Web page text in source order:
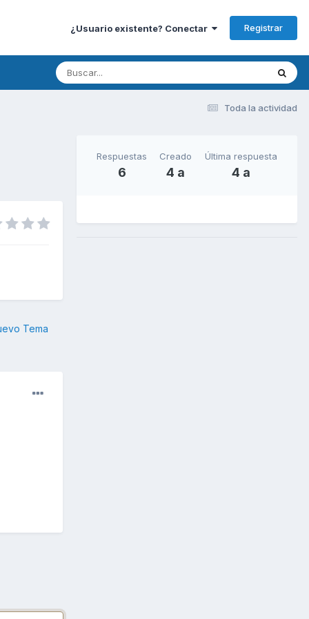
¿Usuario existente? Conectar Registrar
Toda la actividad
Tema
Respuestas
6
Creado
4 a
Última respuesta
4 a